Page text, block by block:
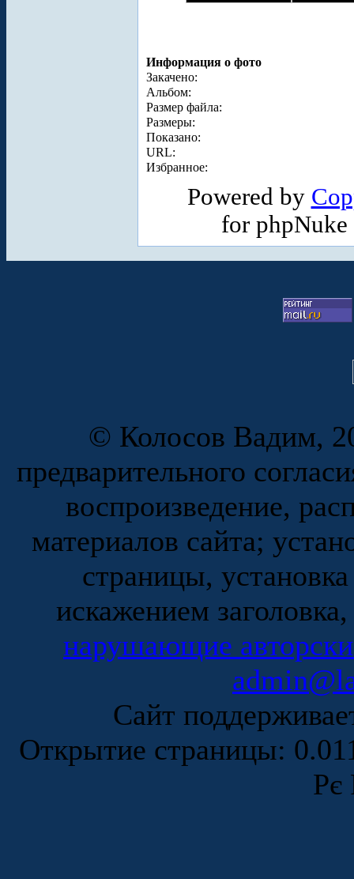
Информация о фото
Закачено:
Альбом:
Размер файла:
Размеры:
Показано:
URL:
Избранное:
Powered by
for
© Колосов Вадим,
предварительного
воспроизведение,
материалов сайта;
страницы,
искажением
нарушающие
Сайт
Открытие страницы:
Рє